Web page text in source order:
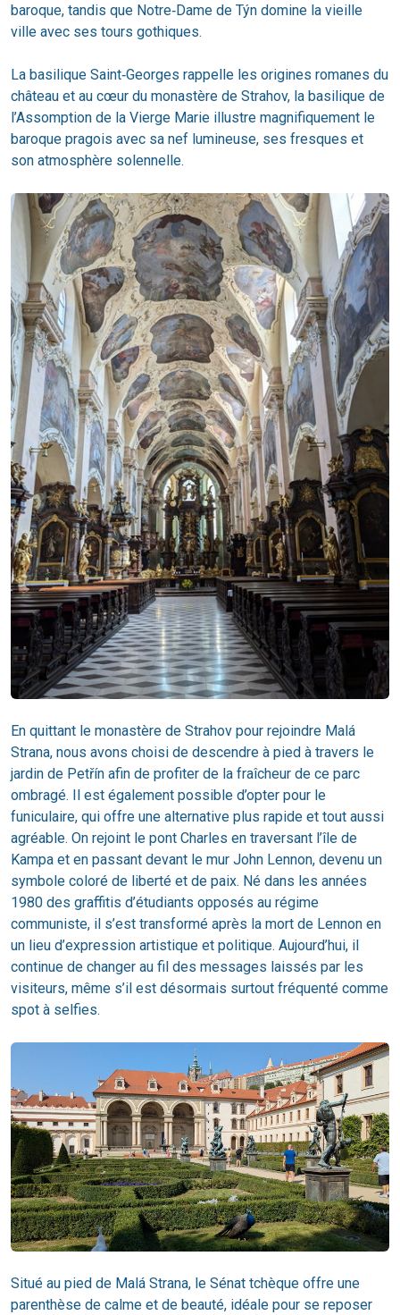
baroque, tandis que Notre‑Dame de Týn domine la vieille
ville avec ses tours gothiques.
La basilique Saint‑Georges rappelle les origines romanes du
château et au cœur du monastère de Strahov, la basilique de
l’Assomption de la Vierge Marie illustre magnifiquement le
baroque pragois avec sa nef lumineuse, ses fresques et
son atmosphère solennelle.
En quittant le monastère de Strahov pour rejoindre Malá
Strana, nous avons choisi de descendre à pied à travers le
jardin de Petřín afin de profiter de la fraîcheur de ce parc
ombragé. Il est également possible d’opter pour le
funiculaire, qui offre une alternative plus rapide et tout aussi
agréable. On rejoint le pont Charles en traversant l’île de
Kampa et en passant devant le mur John Lennon, devenu un
symbole coloré de liberté et de paix. Né dans les années
1980 des graffitis d’étudiants opposés au régime
communiste, il s’est transformé après la mort de Lennon en
un lieu d’expression artistique et politique. Aujourd’hui, il
continue de changer au fil des messages laissés par les
visiteurs, même s’il est désormais surtout fréquenté comme
spot à selfies.
Situé au pied de Malá Strana, le Sénat tchèque offre une
parenthèse de calme et de beauté, idéale pour se reposer